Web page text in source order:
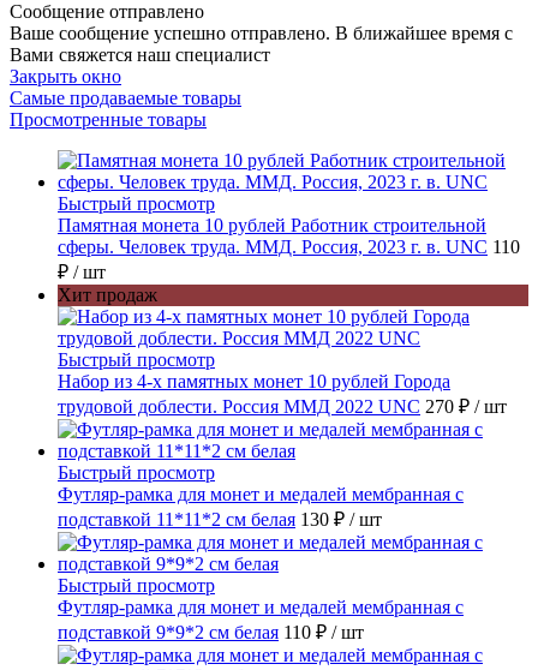
Сообщение отправлено
Ваше сообщение успешно отправлено. В ближайшее время с
Вами свяжется наш специалист
Закрыть окно
Самые продаваемые товары
Просмотренные товары
Быстрый просмотр
Памятная монета 10 рублей Работник строительной
сферы. Человек труда. ММД. Россия, 2023 г. в. UNC 110
₽ / шт
Хит продаж
Быстрый просмотр
Набор из 4-х памятных монет 10 рублей Города
трудовой доблести. Россия ММД 2022 UNC 270 ₽ / шт
Быстрый просмотр
Футляр-рамка для монет и медалей мембранная с
подставкой 11*11*2 см белая 130 ₽ / шт
Быстрый просмотр
Футляр-рамка для монет и медалей мембранная с
подставкой 9*9*2 см белая 110 ₽ / шт